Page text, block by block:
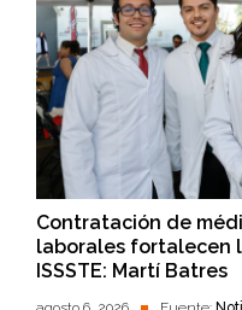
Contratación de
laborales fortalecen
ISSSTE: Martí Batres